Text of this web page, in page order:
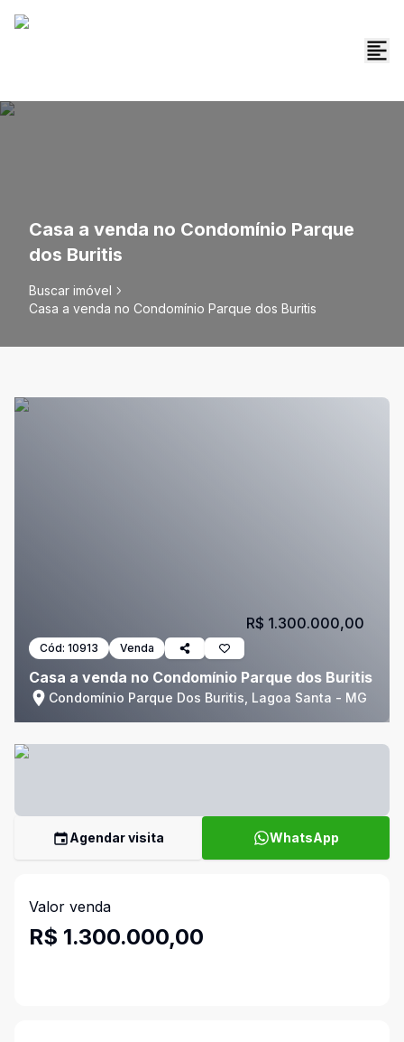
Casa a venda no Condomínio Parque
dos Buritis
Buscar imóvel
Casa a venda no Condomínio Parque dos Buritis
Cód: 10913 Venda
Casa a venda no Condomínio Parque dos Buritis
Condomínio Parque Dos Buritis, Lagoa Santa - MG
R$ 1.300.000,00
Agendar visita WhatsApp
Valor venda
R$ 1.300.000,00